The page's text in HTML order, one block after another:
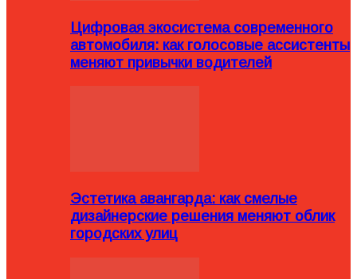
Цифровая экосистема современного
автомобиля: как голосовые ассистенты
меняют привычки водителей
Эстетика авангарда: как смелые
дизайнерские решения меняют облик
городских улиц